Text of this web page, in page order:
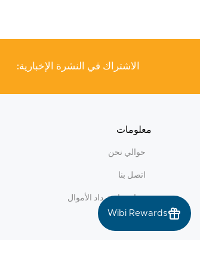
Wibi Rewards
الاشتراك في النشرة الإخبارية:
معلومات
حوالي نحن
اتصل بنا
سياسة استرداد الأموال